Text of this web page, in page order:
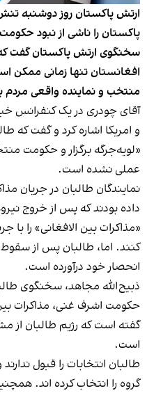
ارتش پاکستان روز دوشنبه
پاکستان را ناشی از نبود
سخنگوی ارتش پاکستان گفت
افغانستان تنها زمانی
منتخب و نماینده‌ واقعی مردم
آقای چودری در یک کنفرانس
و امریکا اشاره کرد و گفت که
«لویه‌جرگه برگزار و حکومت
عملی نشده است.
نمایندگان طالبان در جریان
داده بودند که پس از خروج
«مذاکرات بین الافغانی» را با
کنند. اما، طالبان پس از
انحصار خود درآورده است.
ذبیح‌الله مجاهد، سخنگوی
حکومت اشرف غنی، مذاکرات
گفته است که رژیم طالبان از
است.
طالبان انتخابات را قبول
گروه را انتخاب کرده اند.